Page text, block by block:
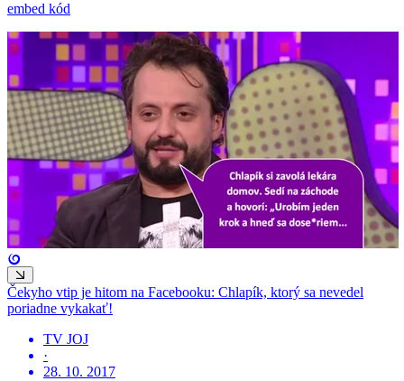
embed kód
Čekyho vtip je hitom na Facebooku: Chlapík, ktorý sa nevedel
poriadne vykakať!
TV JOJ
·
28. 10. 2017